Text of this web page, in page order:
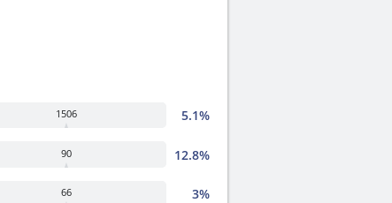
1506 5.1%
90 12.8%
66 3%